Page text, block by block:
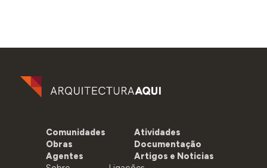
Comunidades
Obras
Agentes
Atividades
Documentação
Artigos e Noticias